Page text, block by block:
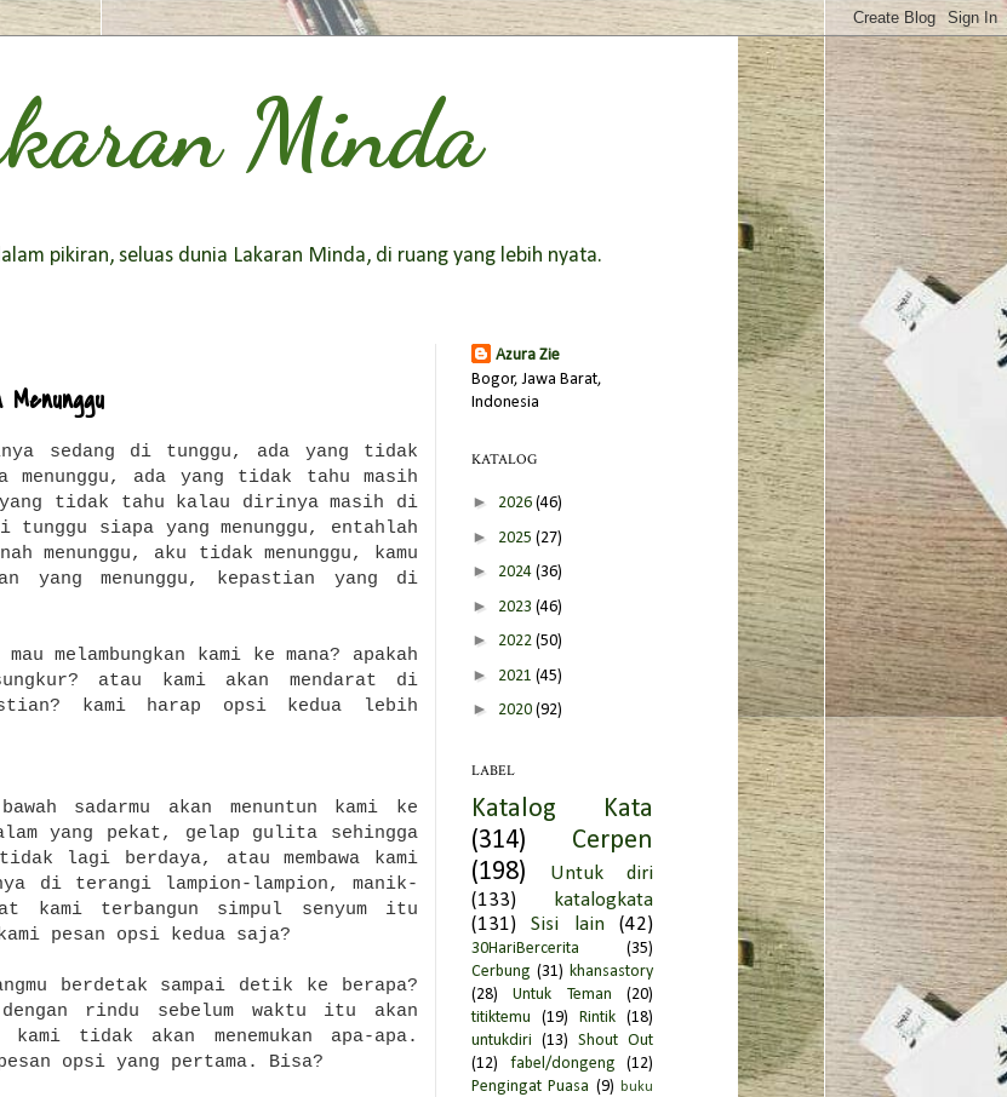
Minda
pikiran, seluas dunia Lakaran Minda, di ruang yang lebih nyata.
sedang di tunggu, ada yang tidak
menunggu, ada yang tidak tahu masih
yang tidak tahu kalau dirinya masih di
siapa yang menunggu, entahlah
menunggu, aku tidak menunggu, kamu
yang menunggu, kepastian yang di
melambungkan kami ke mana? apakah
atau kami akan mendarat di
kami harap opsi kedua lebih
sadarmu akan menuntun kami ke
yang pekat, gelap gulita sehingga
lagi berdaya, atau membawa kami
di terangi lampion-lampion, manik-
kami terbangun simpul senyum itu
pesan opsi kedua saja?
berdetak sampai detik ke berapa?
rindu sebelum waktu itu akan
tidak akan menemukan apa-apa.
opsi yang pertama. Bisa?
Azura Zie
Bogor, Jawa Barat,
Indonesia
KATALOG
► 2026 (46)
► 2025 (27)
► 2024 (36)
► 2023 (46)
► 2022 (50)
► 2021 (45)
► 2020 (92)
►2018
► 2017(51)
►2016
►2015 (39)
► 2014(51)
►2013(194)
▼ 2012(152)
►Desember(7)
►November(7)
►Oktober(3)
LABEL
Katalog Kata
(314)
Cerpen
(198)
Untuk diri
(133)
katalogkata
(131)
Sisi lain (42)
30HariBercerita
(35)
Cerbung (31) khansastory
(28)
Untuk Teman
(20)
titiktemu
(19) Rintik (18)
untukdiri (13) Shout Out
(12)
fabel/dongeng
(12)
Pengingat Puasa (9) buku